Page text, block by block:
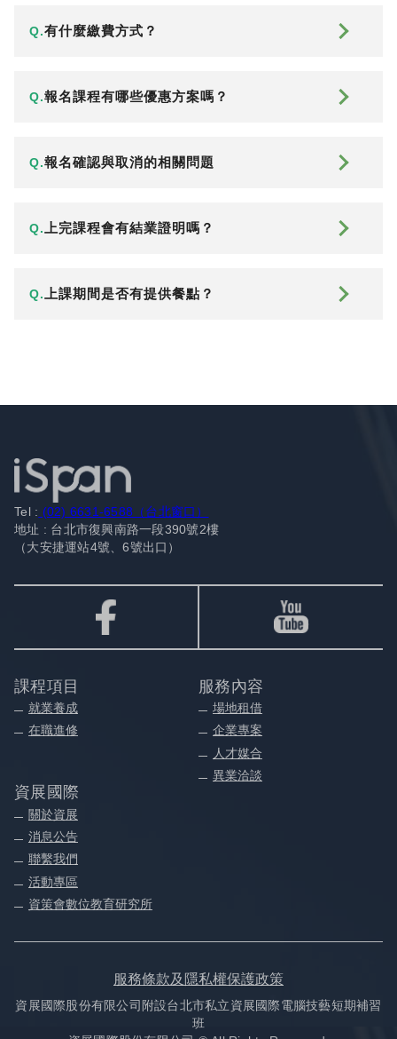
Q.有什麼繳費方式？
Q.報名課程有哪些優惠方案嗎？
Q.報名確認與取消的相關問題
Q. 上完課程會有結業證明嗎？
Q. 上課期間是否有提供餐點？
Tel : (02) 6631-6588（台北窗口）
地址 : 台北市復興南路一段390號2樓
（大安捷運站4號、6號出口）
課程項目
就業養成
在職進修
服務內容
場地租借
企業專案
人才媒合
異業洽談
資展國際
關於資展
消息公告
聯繫我們
活動專區
資策會數位教育研究所
服務條款及隱私權保護政策
資展國際股份有限公司附設台北市私立資展國際電腦技藝短期補習
班